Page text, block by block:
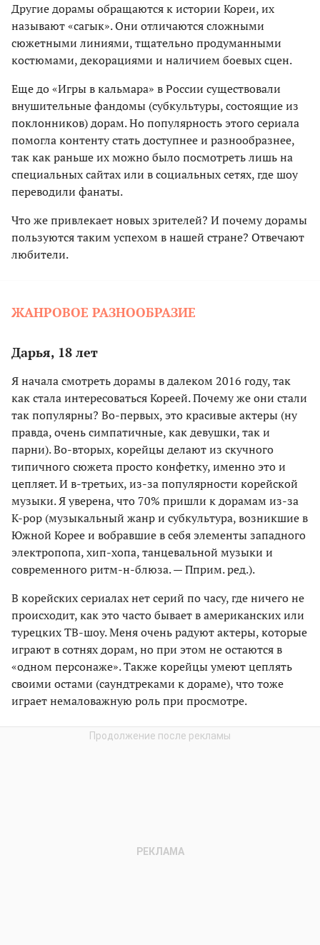
Другие дорамы обращаются к истории Кореи, их
называют «сагык». Они отличаются сложными
сюжетными линиями, тщательно продуманными
костюмами, декорациями и наличием боевых сцен.
Еще до «Игры в кальмара» в России существовали
внушительные фандомы (субкультуры, состоящие из
поклонников) дорам. Но популярность этого сериала
помогла контенту стать доступнее и разнообразнее,
так как раньше их можно было посмотреть лишь на
специальных сайтах или в социальных сетях, где шоу
переводили фанаты.
Что же привлекает новых зрителей? И почему дорамы
пользуются таким успехом в нашей стране? Отвечают
любители.
ЖАНРОВОЕ РАЗНООБРАЗИЕ
Дарья, 18 лет
Я начала смотреть дорамы в далеком 2016 году, так
как стала интересоваться Кореей. Почему же они стали
так популярны? Во-первых, это красивые актеры (ну
правда, очень симпатичные, как девушки, так и
парни). Во-вторых, корейцы делают из скучного
типичного сюжета просто конфетку, именно это и
цепляет. И в-третьих, из-за популярности корейской
музыки. Я уверена, что 70% пришли к дорамам из-за
K-pop (музыкальный жанр и субкультура, возникшие в
Южной Корее и вобравшие в себя элементы западного
электропопа, хип-хопа, танцевальной музыки и
современного ритм-н-блюза. — Пприм. ред.).
В корейских сериалах нет серий по часу, где ничего не
происходит, как это часто бывает в американских или
турецких ТВ-шоу. Меня очень радуют актеры, которые
играют в сотнях дорам, но при этом не остаются в
«одном персонаже». Также корейцы умеют цеплять
своими остами (саундтреками к дораме), что тоже
играет немаловажную роль при просмотре.